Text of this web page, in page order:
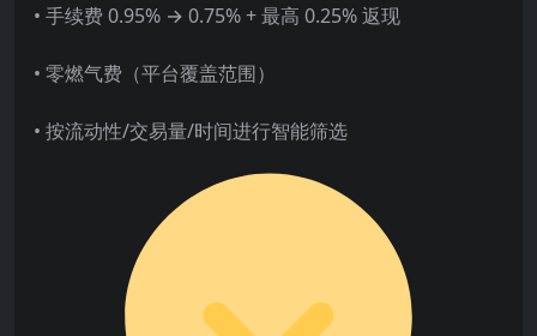
• 手续费 0.95% → 0.75% + 最高 0.25% 返现
• 零燃气费（平台覆盖范围）
• 按流动性/交易量/时间进行智能筛选